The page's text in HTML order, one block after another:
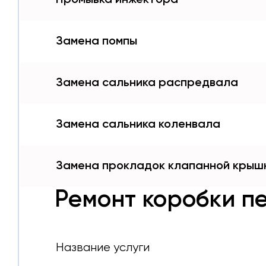
Замена помпы
Замена сальника распредвала
Замена сальника коленвала
Замена прокладок клапанной
Ремонт коробки
Название услуги